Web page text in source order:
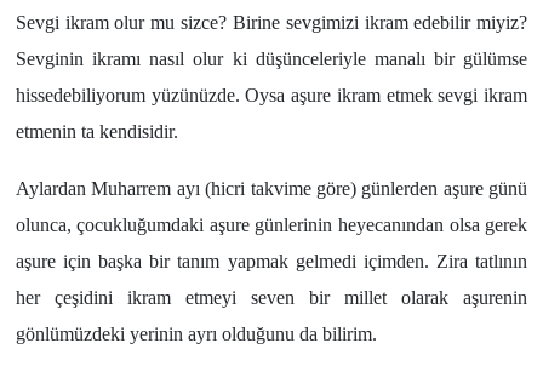
Sevgi ikram olur mu sizce? Birine sevgimizi ikram edebilir miyiz?
Sevginin ikramı nasıl olur ki düşünceleriyle manalı bir gülümse
hissedebiliyorum yüzünüzde. Oysa aşure ikram etmek sevgi ikram
etmenin ta kendisidir.
Aylardan Muharrem ayı (hicri takvime göre) günlerden aşure günü
olunca, çocukluğumdaki aşure günlerinin heyecanından olsa gerek
aşure için başka bir tanım yapmak gelmedi içimden. Zira tatlının
her çeşidini ikram etmeyi seven bir millet olarak aşurenin
gönlümüzdeki yerinin ayrı olduğunu da bilirim.